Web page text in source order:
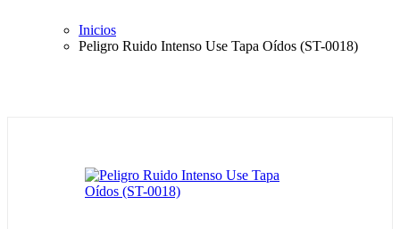
Inicios
Peligro Ruido Intenso Use Tapa Oídos (ST-0018)